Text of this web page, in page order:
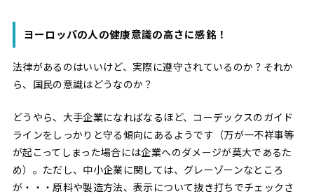
ヨーロッパの人の健康意識の高さに感銘！
法律があるのはいいけど、実際に遵守されているのか？それか
ら、国民の意識はどうなのか？
どうやら、大手企業になればなるほど、コーデックスのガイド
ラインをしっかりと守る傾向にあるようです（万が一不祥事等
が起こってしまった場合には企業へのダメージが莫大であるた
め）。ただし、中小企業に関しては、グレーゾーンなところ
が・・・原料や製造方法、表示について抜き打ちでチェックさ